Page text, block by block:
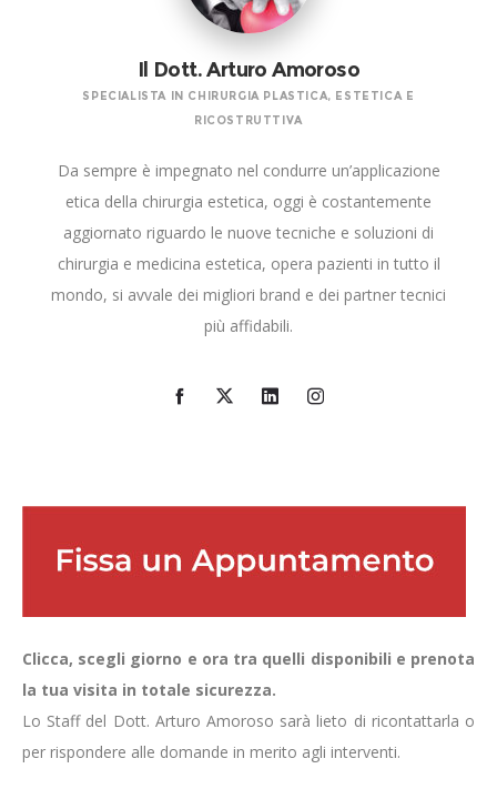
Il Dott. Arturo Amoroso
SPECIALISTA IN CHIRURGIA PLASTICA, ESTETICA E
RICOSTRUTTIVA
Da sempre è impegnato nel condurre un’applicazione
etica della chirurgia estetica, oggi è costantemente
aggiornato riguardo le nuove tecniche e soluzioni di
chirurgia e medicina estetica, opera pazienti in tutto il
mondo, si avvale dei migliori brand e dei partner tecnici
più affidabili.
Clicca, scegli giorno e ora tra quelli disponibili e prenota
la tua visita in totale sicurezza.
Lo Staff del Dott. Arturo Amoroso sarà lieto di ricontattarla o
per rispondere alle domande in merito agli interventi.